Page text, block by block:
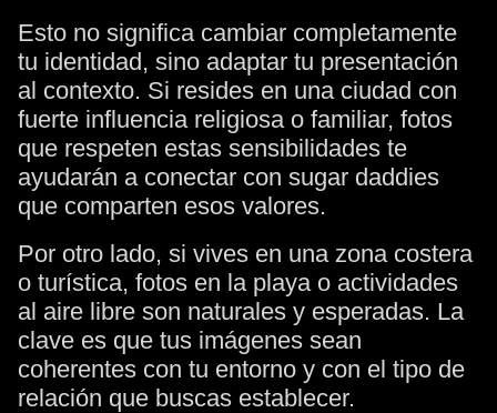
Esto no significa cambiar completamente
tu identidad, sino adaptar tu presentación
al contexto. Si resides en una ciudad con
fuerte influencia religiosa o familiar, fotos
que respeten estas sensibilidades te
ayudarán a conectar con sugar daddies
que comparten esos valores.
Por otro lado, si vives en una zona costera
o turística, fotos en la playa o actividades
al aire libre son naturales y esperadas. La
clave es que tus imágenes sean
coherentes con tu entorno y con el tipo de
relación que buscas establecer.